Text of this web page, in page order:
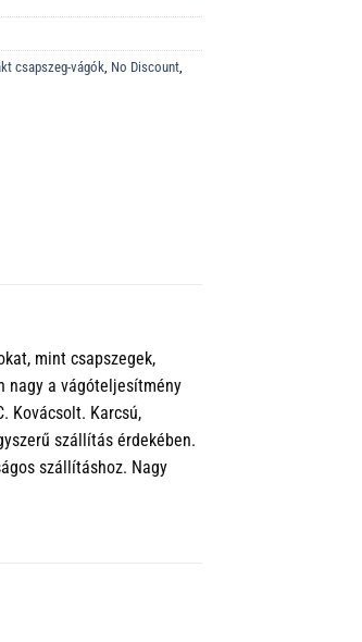
csapszeg-vágók No Discount
mint csapszegek,
nagy a vágóteljesítmény
Kovácsolt. Karcsú,
szállítás érdekében.
szállításhoz. Nagy